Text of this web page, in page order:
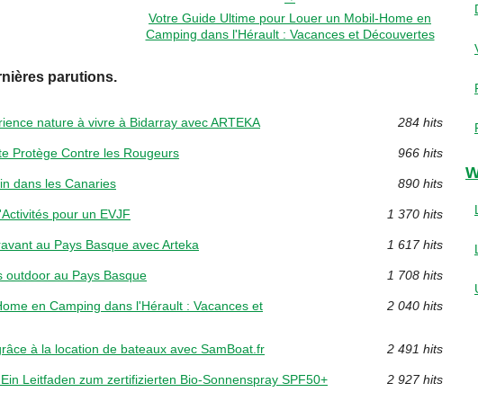
Votre Guide Ultime pour Louer un Mobil-Home en
Camping dans l'Hérault : Vacances et Découvertes
parutions.
nature à vivre à Bidarray avec ARTEKA 284 hits
Protège Contre les Rougeurs 966 hits
dans les Canaries 890 hits
pour un EVJF 1 370 hits
au Pays Basque avec Arteka 1 617 hits
outdoor au Pays Basque 1 708 hits
en Camping dans l'Hérault : Vacances et
2 040 hits
à la location de bateaux avec SamBoat.fr 2 491 hits
Leitfaden zum zertifizierten Bio-Sonnenspray SPF50+
2 927 hits